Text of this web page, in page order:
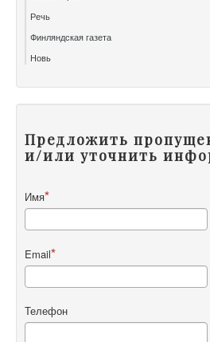
Речь
Финляндская газета
Новь
Предложить
и/или уточнить
Имя
Email
Телефон